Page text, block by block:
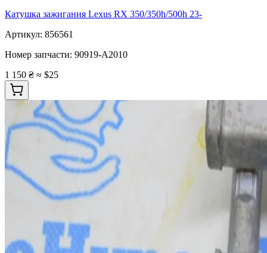
Катушка зажигания Lexus RX 350/350h/500h 23-
Артикул: 856561
Номер запчасти: 90919-A2010
1 150 ₴ ≈ $25